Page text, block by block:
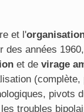
et l'
des années
et de virage
(complète,
ologiques, pivots
troubles